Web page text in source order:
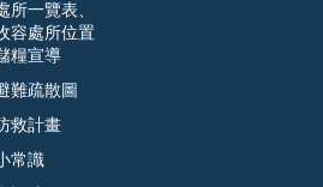
所一覽表、
容處所位置
糧宣導
難疏散圖
救計畫
常識